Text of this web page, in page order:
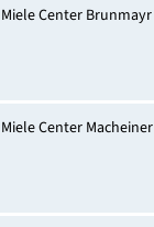
Miele Center Brunmayr
Miele Center Macheiner